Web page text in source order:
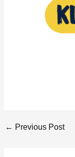
← Previous Post